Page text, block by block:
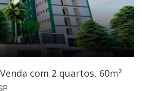
com 2 quartos, 60m²